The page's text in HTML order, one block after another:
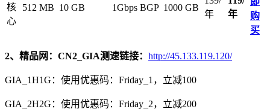
核
心
512 MB 10 GB 1Gbps BGP 1000 GB
年
年
购
买
2、精品网：CN2_GIA测速链接： http://45.133.119.120/
GIA_1H1G：使用优惠码：Friday_1，立减100
GIA_2H2G：使用优惠码：Friday_2，立减200